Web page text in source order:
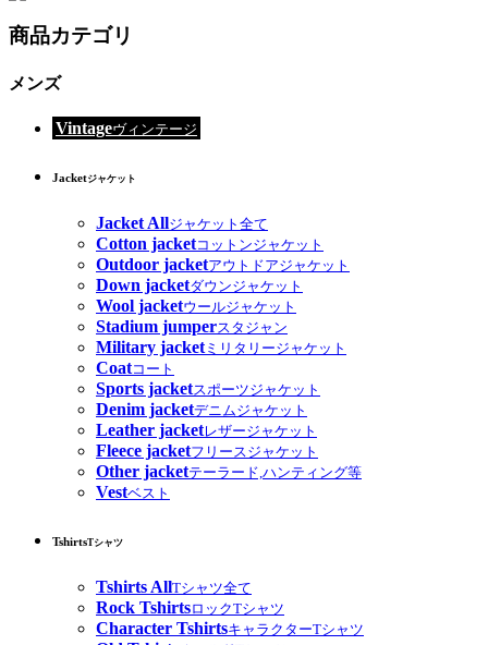
商品カテゴリ
メンズ
Vintageヴィンテージ
Jacketジャケット
Jacket Allジャケット全て
Cotton jacketコットンジャケット
Outdoor jacketアウトドアジャケット
Down jacketダウンジャケット
Wool jacketウールジャケット
Stadium jumperスタジャン
Military jacketミリタリージャケット
Coatコート
Sports jacketスポーツジャケット
Denim jacketデニムジャケット
Leather jacketレザージャケット
Fleece jacketフリースジャケット
Other jacketテーラード,ハンティング等
Vestベスト
TshirtsTシャツ
Tshirts AllTシャツ全て
Rock TshirtsロックTシャツ
Character TshirtsキャラクターTシャツ